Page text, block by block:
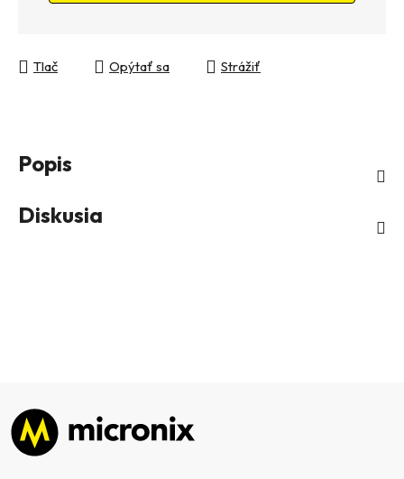
Tlač Opýtať sa Strážiť
Popis
Diskusia
Zápätie